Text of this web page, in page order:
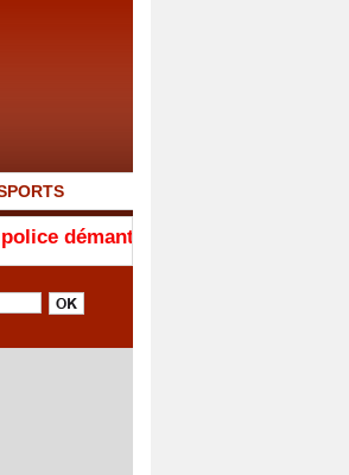
un foyer d'insécurité à la